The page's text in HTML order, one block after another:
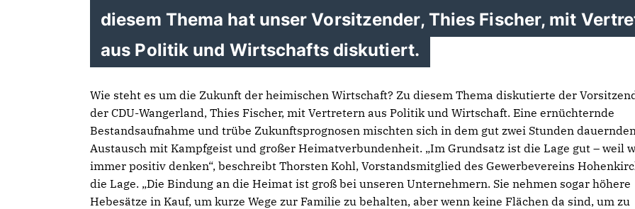
diesem Thema hat unser Vorsitzender, Thies Fischer, mit
aus Politik und Wirtschafts diskutiert.
Wie steht es um die Zukunft der heimischen Wirtschaft? Zu diesem Thema diskutierte der
der CDU-Wangerland, Thies Fischer, mit Vertretern aus Politik und Wirtschaft. Eine ernüchternde
Bestandsaufnahme und trübe Zukunftsprognosen mischten sich in dem gut zwei Stunden dauernden
Austausch mit Kampfgeist und großer Heimatverbundenheit. „Im Grundsatz ist die Lage gut – weil
immer positiv denken“, beschreibt Thorsten Kohl, Vorstandsmitglied des Gewerbevereins
die Lage. „Die Bindung an die Heimat ist groß bei unseren Unternehmern. Sie nehmen sogar höhere
Hebesätze in Kauf, um kurze Wege zur Familie zu behalten, aber wenn keine Flächen da sind, um zu